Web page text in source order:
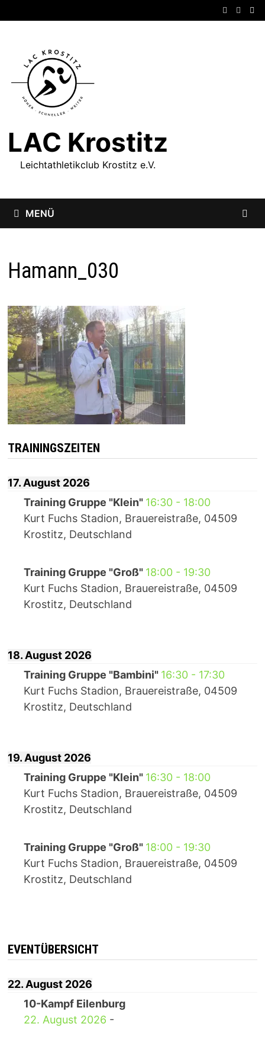
Inhalt
LAC Krostitz
Leichtathletikclub Krostitz e.V.
MENÜ
Hamann_030
TRAININGSZEITEN
17. August 2026
Training Gruppe "Klein" 16:30- 18:00
Kurt Fuchs Stadion, Brauereistraße, 04509
Krostitz, Deutschland
Training Gruppe "Groß" 18:00- 19:30
Kurt Fuchs Stadion, Brauereistraße, 04509
Krostitz, Deutschland
18. August 2026
Training Gruppe "Bambini" 16:30- 17:30
Kurt Fuchs Stadion, Brauereistraße, 04509
Krostitz, Deutschland
19. August 2026
Training Gruppe "Klein" 16:30- 18:00
Kurt Fuchs Stadion, Brauereistraße, 04509
Krostitz, Deutschland
Training Gruppe "Groß" 18:00- 19:30
Kurt Fuchs Stadion, Brauereistraße, 04509
Krostitz, Deutschland
EVENTÜBERSICHT
22. August 2026
10-Kampf Eilenburg
22. August 2026 -